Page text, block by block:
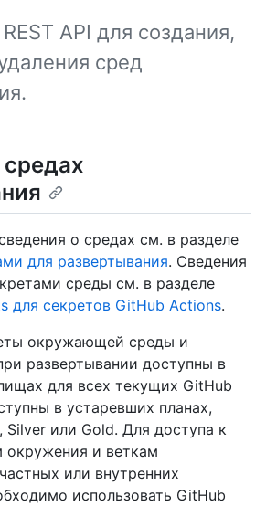
API для создания,
сред
о средах см. в разделе
для развертывания. Сведения
среды см. в разделе
для секретов GitHub Actions.
окружающей среды и
развертывании доступны в
для всех текущих GitHub
в устаревших планах,
Silver или Gold. Для доступа к
окружения и веткам
или внутренних
использовать GitHub